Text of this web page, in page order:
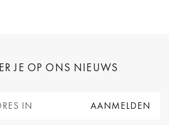
JE OP ONS NIEUWS